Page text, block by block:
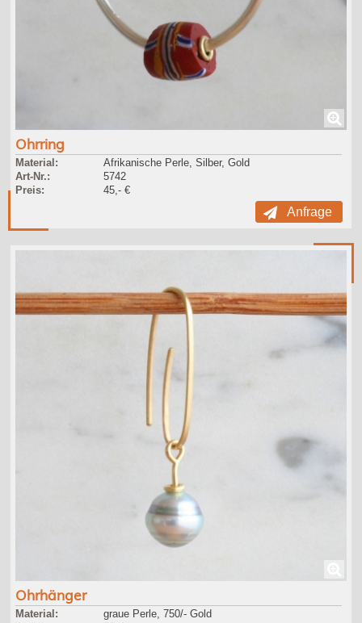
Ohrring
Material:
Afrikanische Perle, Silber, Gold
Art-Nr.:
5742
Preis:
45,- €
Anfrage
Ohrhänger
Material:
graue Perle, 750/- Gold